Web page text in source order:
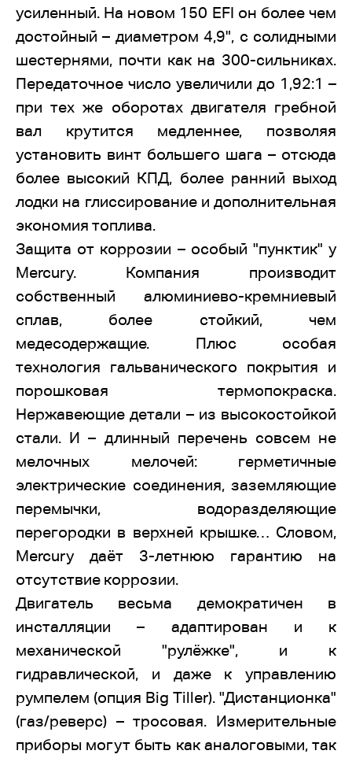
усиленный. На новом 150 EFI он более чем
достойный – диаметром 4,9", с солидными
шестернями, почти как на 300-сильниках.
Передаточное число увеличили до 1,92:1 –
при тех же оборотах двигателя гребной
вал крутится медленнее, позволяя
установить винт большего шага – отсюда
более высокий КПД, более ранний выход
лодки на глиссирование и дополнительная
экономия топлива.
Защита от коррозии – особый "пунктик" у
Mercury. Компания производит
собственный алюминиево-кремниевый
сплав, более стойкий, чем
медесодержащие. Плюс особая
технология гальванического покрытия и
порошковая термопокраска.
Нержавеющие детали – из высокостойкой
стали. И – длинный перечень совсем не
мелочных мелочей: герметичные
электрические соединения, заземляющие
перемычки, водоразделяющие
перегородки в верхней крышке… Словом,
Mercury даёт 3-летнюю гарантию на
отсутствие коррозии.
Двигатель весьма демократичен в
инсталляции – адаптирован и к
механической "рулёжке", и к
гидравлической, и даже к управлению
румпелем (опция Big Tiller). "Дистанционка"
(газ/реверс) – тросовая. Измерительные
приборы могут быть как аналоговыми, так